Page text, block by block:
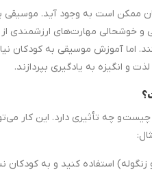
ممکن است به وجود آید. موسیقی
خوشحالی مهارت‌های ارزشمندی از
اما آموزش موسیقی به کودکان
و انگیزه به یادگیری بپردازند.
و چه تأثیری دارد. این کار
استفاده کنید و به